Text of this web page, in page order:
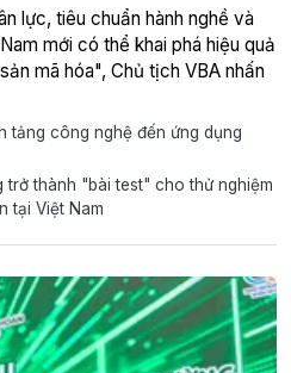
lực, tiêu chuẩn hành nghề và
mới có thể khai phá hiệu quả
mã hóa", Chủ tịch VBA nhấn
tảng công nghệ đến ứng dụng
trở thành "bài test" cho thử nghiệm
tại Việt Nam